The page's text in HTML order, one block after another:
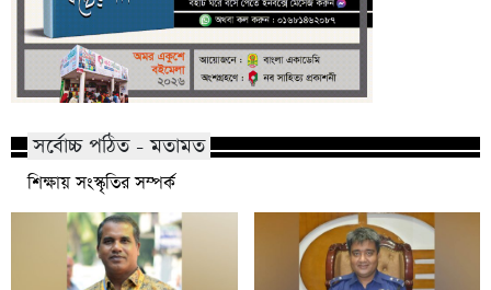
সর্বোচ্চ পঠিত - মতামত
শিক্ষায় সংস্কৃতির সম্পর্ক